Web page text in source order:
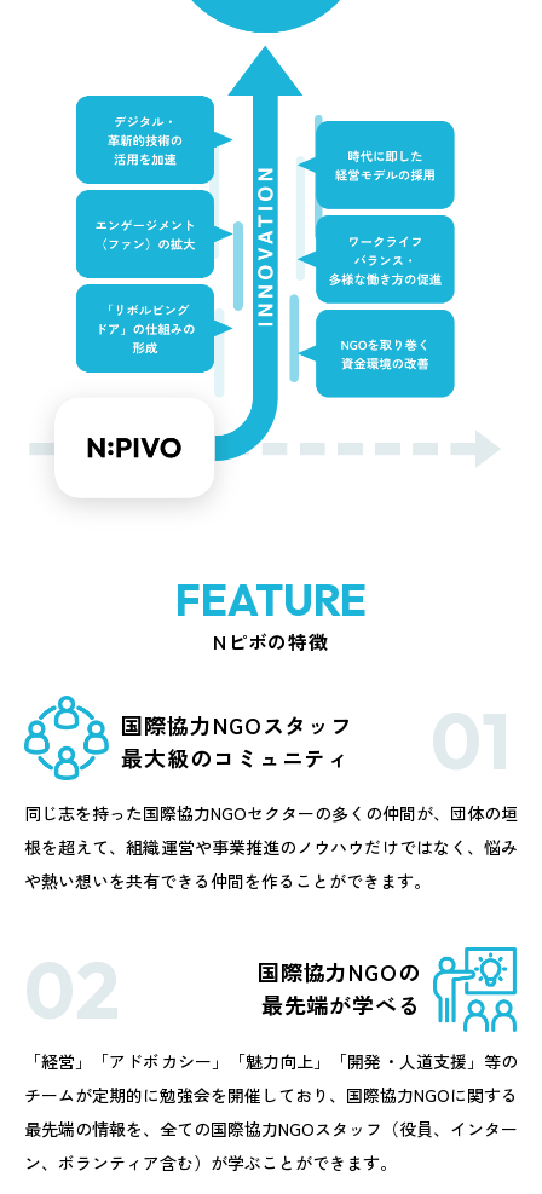
FEATURE
Nピボの特徴
国際協力NGOスタッフ
最大級のコミュニティ
同じ志を持った国際協力NGOセクターの多くの仲間が、団体の垣
根を超えて、組織運営や事業推進のノウハウだけではなく、悩み
や熱い想いを共有できる仲間を作ることができます。
国際協力NGOの
最先端が学べる
「経営」「アドボカシー」「魅力向上」「開発・人道支援」等の
チームが定期的に勉強会を開催しており、国際協力NGOに関する
最先端の情報を、全ての国際協力NGOスタッフ（役員、インター
ン、ボランティア含む）が学ぶことができます。